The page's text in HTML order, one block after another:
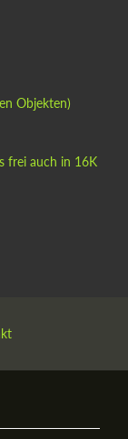
Objekten)
frei auch in 16K